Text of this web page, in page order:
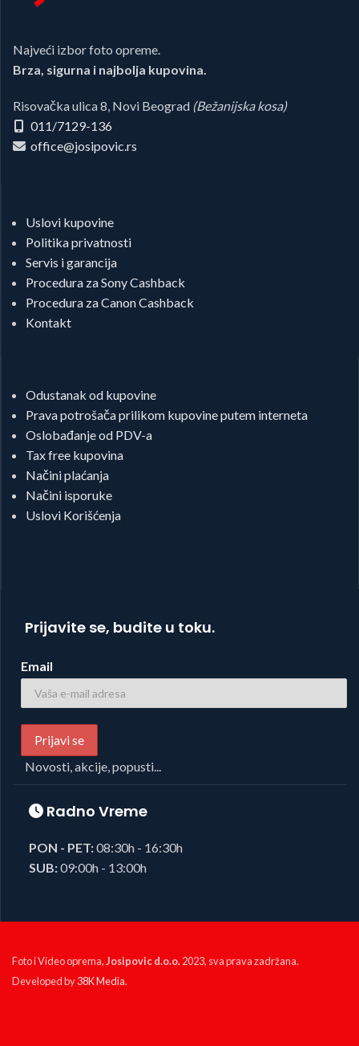
Najveći izbor foto opreme.
Brza, sigurna i najbolja kupovina.
Risovačka ulica 8, Novi Beograd (Bežanijska kosa)
011/7129-136
office@josipovic.rs
Uslovi kupovine
Politika privatnosti
Servis i garancija
Procedura za Sony Cashback
Procedura za Canon Cashback
Kontakt
Odustanak od kupovine
Prava potrošača prilikom kupovine putem interneta
Oslobađanje od PDV-a
Tax free kupovina
Načini plaćanja
Načini isporuke
Uslovi Korišćenja
Prijavite se, budite u toku.
Email
Novosti, akcije, popusti...
Radno Vreme
PON - PET:08:30h - 16:30h
SUB:09:00h - 13:00h
Foto i Video oprema,Josipovic d.o.o.2023, sva prava zadržana.
Developed by38K Media.